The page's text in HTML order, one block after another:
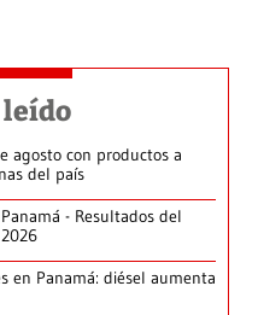
leído
agosto con productos a
del país
- Resultados del
en Panamá: diésel aumenta